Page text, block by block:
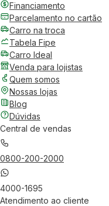
Financiamento
Parcelamento no cartão
Carro na troca
Tabela Fipe
Carro Ideal
Venda para lojistas
Quem somos
Nossas lojas
Blog
Dúvidas
Central de vendas
0800-200-2000
4000-1695
Atendimento ao cliente